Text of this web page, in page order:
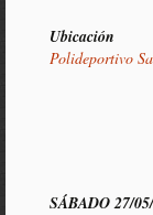
Ubicación
Polideportivo
SÁBADO 27/